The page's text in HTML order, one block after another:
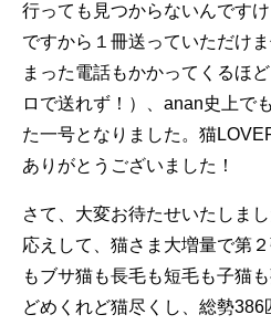
行っても見つからないんです
ですから１冊送っていただけ
まった電話もかかってくるほ
ロで送れず！）、anan史上で
た一号となりました。猫
ありがとうございました！
さて、大変お待たせいたしま
応えして、猫さま大増量で第
もブサ猫も長毛も短毛も子猫
どめくれど猫尽くし、総勢